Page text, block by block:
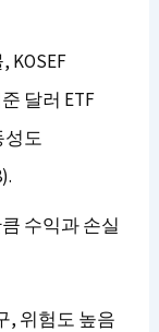
KOSEF
달러 ETF
성도
수익과 손실
, 위험도 높음